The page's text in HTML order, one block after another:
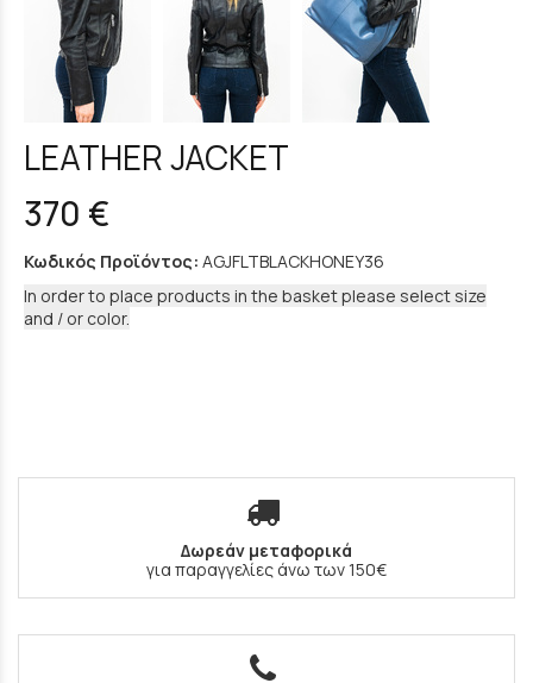
LEATHER JACKET
370 €
Κωδικός Προϊόντος: AGJFLTBLACKHONEY36
In order to place products in the basket please select size
and / or color.
Δωρεάν μεταφορικά
για παραγγελίες άνω των 150€